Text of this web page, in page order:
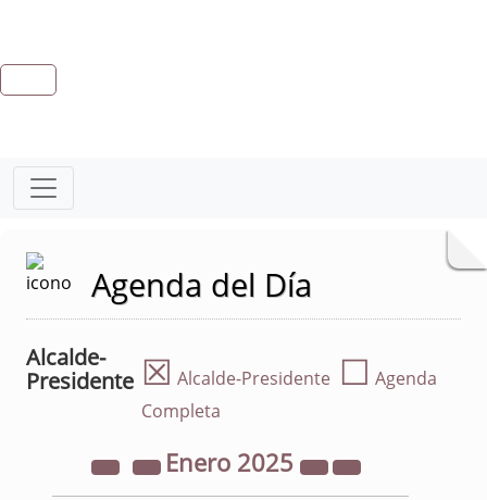
Agenda del Día
Alcalde-
Presidente ☒ Alcalde-Presidente ☐ Agenda
Completa
Enero 2025